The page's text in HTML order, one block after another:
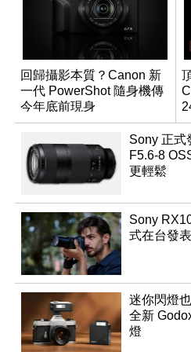
回歸攝影本質？Canon 新
一代 PowerShot 隨身機傳
今年底前現身
Sony 正式
F5.6-8
更輕鬆
Sony
式在台發
迷你閃燈
全新
燈